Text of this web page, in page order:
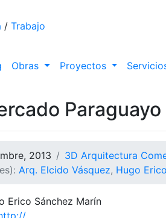
/ Trabajo
(current)
Obras Proyectos
2013
3D Arquitectura
Arq. Elcido Vásquez, Hugo
Erico Sánchez Marín